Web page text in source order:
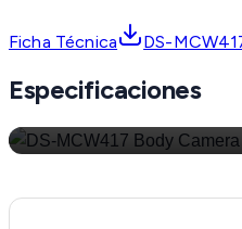
Ficha Técnica DS-
Especificaciones
La
Todo en 250 gramos que